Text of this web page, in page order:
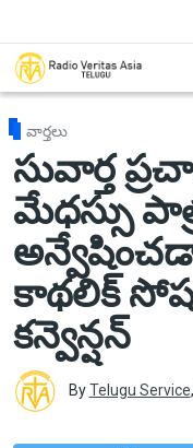
వార్తలు
సువార్త
మేధస్సు
కాథలిక్
కన్వెన్షన్
ByTelugu Service,